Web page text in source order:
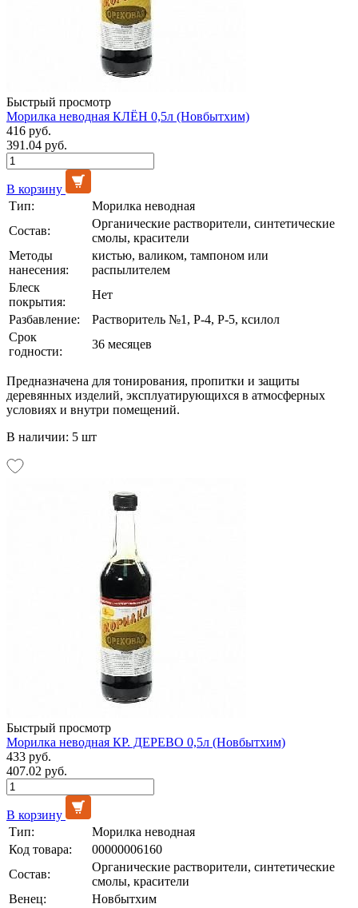
Быстрый просмотр
Морилка неводная КЛЁН 0,5л (Новбытхим)
416 руб.
391.04 руб.
В корзину
Тип:
Морилка неводная
Состав:
Органические растворители, синтетические
смолы, красители
Методы
нанесения:
кистью, валиком, тампоном или
распылителем
Блеск
покрытия:
Нет
Разбавление:
Растворитель №1, Р-4, Р-5, ксилол
Срок
годности:
36 месяцев
Предназначена для тонирования, пропитки и защиты
деревянных изделий, эксплуатирующихся в атмосферных
условиях и внутри помещений.
В наличии: 5 шт
Быстрый просмотр
Морилка неводная КР. ДЕРЕВО 0,5л (Новбытхим)
433 руб.
407.02 руб.
В корзину
Тип:
Морилка неводная
Код товара:
00000006160
Состав:
Органические растворители, синтетические
смолы, красители
Венец:
Новбытхим